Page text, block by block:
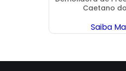
Caetano
Saiba